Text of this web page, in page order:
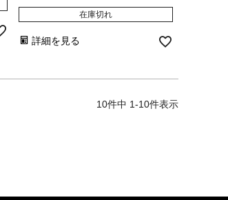
在庫切れ
詳細を見る
10件中 1-10件表示